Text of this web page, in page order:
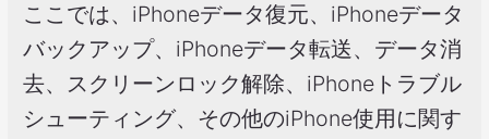
ここでは、iPhoneデータ復元、iPhoneデータ
バックアップ、iPhoneデータ転送、データ消
去、スクリーンロック解除、iPhoneトラブル
シューティング、その他のiPhone使用に関す